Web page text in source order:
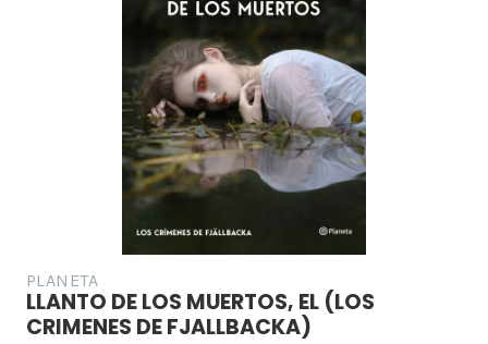
PLANETA
LLANTO DE LOS MUERTOS, EL (LOS
CRIMENES DE FJALLBACKA)